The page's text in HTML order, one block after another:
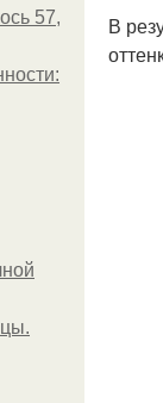
57,
В